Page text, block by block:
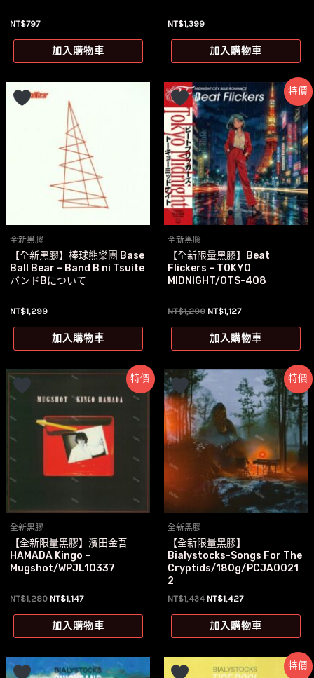
NT$797
加入購物車
NT$1,399
加入購物車
全新黑膠
【全新黑膠】棒球熊樂團 Base
Ball Bear – Band B ni Tsuite
バンドBについて
NT$1,299
加入購物車
特價
全新黑膠
【全新限量黑膠】Beat
Flickers – TOKYO
MIDNIGHT/OTS-408
NT$1,200 原
價
格：
NT$1,127目
價
格：
加入購物車
特價
全新黑膠
【全新限量黑膠】濱田金吾
HAMADA Kingo –
Mugshot/WPJL10337
NT$1,280 原
價
格：
NT$1,147目
價
格：
加入購物車
特價
全新黑膠
【全新限量黑膠】
Bialystocks-Songs For The
Cryptids/180g/PCJA0021
2
NT$1,434 原
價
格：
NT$1,427目
價
格：
加入購物車
特價